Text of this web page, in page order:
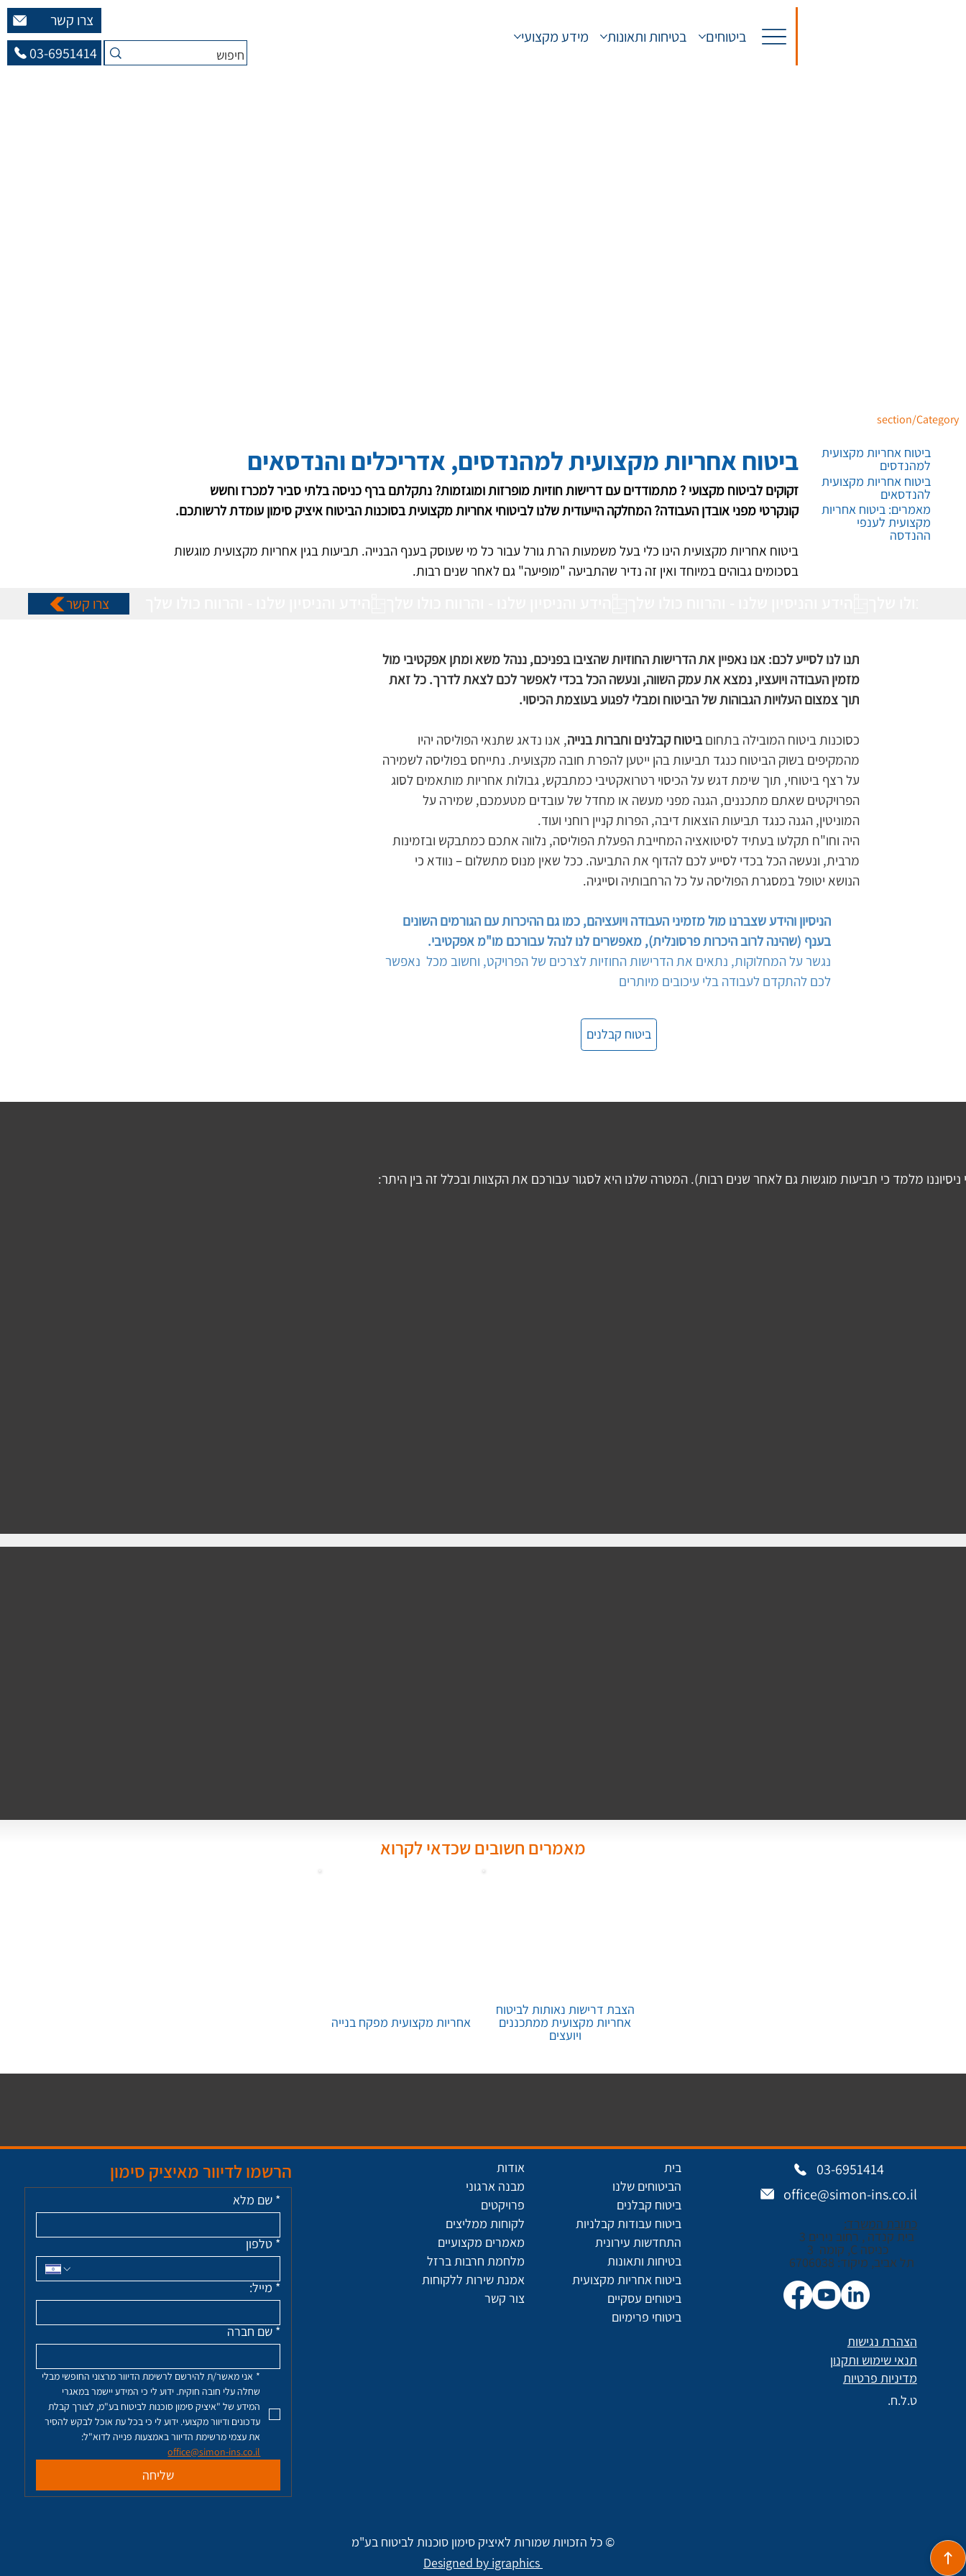
צרו קשר
03-6951414
ביטוחים בטיחות ותאונות מידע מקצועי
זקוקים לביטוח מקצועי ? מתמודדים עם דרישות חוזיות מופרזות ומוגזמות? נתקלתם ברף כניסה בלתי סביר למכרז וחשש
קונקרטי מפני אובדן העבודה? המחלקה הייעודית שלנו לביטוחי אחריות מקצועית בסוכנות הביטוח איציק סימון עומדת לרשותכם.
ביטוח אחריות מקצועית הינו כלי בעל משמעות הרת גורל עבור כל מי שעוסק בענף הבנייה. תביעות בגין אחריות מקצועית מוגשות
בסכומים גבוהים במיוחד ואין זה נדיר שהתביעה "מופיעה" גם לאחר שנים רבות.
ביטוח אחריות מקצועית למהנדסים, אדריכלים והנדסאים ביטוח אחריות מקצועית
למהנדסים
ביטוח אחריות מקצועית
להנדסאים
מאמרים: ביטוח אחריות
מקצועית לענפי
ההנדסה
צרו קשר
ביטוח קבלנים
תנו לנו לסייע לכם: אנו נאפיין את הדרישות החוזיות שהציבו בפניכם, ננהל משא ומתן אפקטיבי מול
מזמין העבודה ויועציו, נמצא את עמק השווה, ונעשה הכל בכדי לאפשר לכם לצאת לדרך. כל זאת
תוך צמצום העלויות הגבוהות של הביטוח ומבלי לפגוע בעוצמת הכיסוי.
כסוכנות ביטוח המובילה בתחום ביטוח קבלנים וחברות בנייה, אנו נדאג שתנאי הפוליסה יהיו
מהמקיפים בשוק הביטוח כנגד תביעות בהן ייטען להפרת חובה מקצועית. נתייחס בפוליסה לשמירה
על רצף ביטוחי, תוך שימת דגש על הכיסוי רטרואקטיבי כמתבקש, גבולות אחריות מותאמים לסוג
הפרויקטים שאתם מתכננים, הגנה מפני מעשה או מחדל של עובדים מטעמכם, שמירה על
המוניטין, הגנה כנגד תביעות הוצאות דיבה, הפרות קניין רוחני ועוד.
היה וחו"ח תקלעו בעתיד לסיטואציה המחייבת הפעלת הפוליסה, נלווה אתכם כמתבקש ובזמינות
מרבית, ונעשה הכל בכדי לסייע לכם להדוף את התביעה. ככל שאין מנוס מתשלום – נוודא כי
הנושא יטופל במסגרת הפוליסה על כל הרחבותיה וסייגיה.
הניסיון והידע שצברנו מול מזמיני העבודה ויועציהם, כמו גם ההיכרות עם הגורמים השונים
בענף (שהינה לרוב היכרות פרסונלית), מאפשרים לנו לנהל עבורכם מו"מ אפקטיבי.
​נגשר על המחלוקות, נתאים את הדרישות החוזיות לצרכים של הפרויקט, וחשוב מכל  נאפשר
לכם להתקדם לעבודה בלי עיכובים מיותרים
מלמד כי תביעות מוגשות גם לאחר שנים רבות). המטרה שלנו היא לסגור עבורכם את הקצוות ובכלל זה בין היתר:
הצבת דרישות נאותות לביטוח
אחריות מקצועית ממתכננים
ויועצים
אחריות מקצועית מפקח בנייה
מאמרים חשובים שכדאי לקרוא
section/Category
הרשמו לדיוור מאיציק סימון
* שם מלא
* טלפון
* מייל:
* שם חברה
*
המידע של "איציק סימון סוכנות לביטוח בע"מ, לצורך קבלת
עדכונים ודיוור מקצועי. ידוע לי כי בכל עת אוכל לבקש להסיר
את עצמי מרשימת הדיוור באמצעות פנייה לדוא"ל:
office@simon-ins.co.il
שליחה
כתובת המשרד:
בית קנדה , רחוב נירים 3
כניסה C, קומה 3
תל אביב, מיקוד: 6706038
03-6951414
office@simon-ins.co.il
הצהרת נגישות
תנאי שימוש ותקנון
מדיניות פרטיות
ט.ל.ח.
אודות
מבנה ארגוני
פרויקטים
לקוחות ממליצים
מאמרים מקצועיים
מלחמת חרבות ברזל
אמנת שירות ללקוחות
צור קשר
בית
הביטוחים שלנו
ביטוח קבלנים
ביטוח עבודות קבלניות
התחדשות עירונית
בטיחות ותאונות
ביטוח אחריות מקצועית
ביטוחים עסקיים
ביטוחי פרימיום
Designed by igraphics
© כל הזכויות שמורות לאיציק סימון סוכנות לביטוח בע"מ